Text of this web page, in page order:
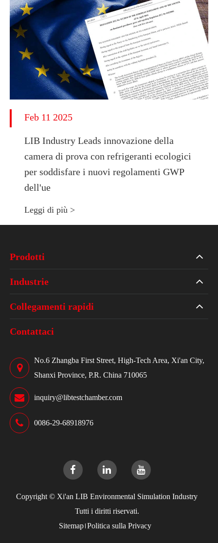
Feb 11 2025
LIB Industry Leads innovazione della
camera di prova con refrigeranti ecologici
per soddisfare i nuovi regolamenti GWP
dell'ue
Leggi di più >
Prodotti
Industrie
Collegamenti rapidi
Contattaci
No.6 Zhangba First Street, High-Tech Area, Xi'an City,
Shanxi Province, P.R. China 710065
inquiry@libtestchamber.com
0086-29-68918976
Copyright © Xi'an LIB Environmental Simulation Industry
Tutti i diritti riservati.
Sitemap Politica sulla Privacy